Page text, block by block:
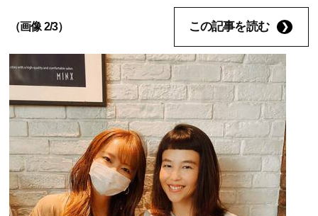
（画像 2/3） この記事を読む